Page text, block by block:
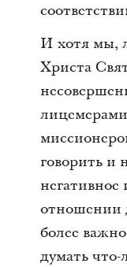
И хотя мы,
Христа
говорить и
отношении
более
думать